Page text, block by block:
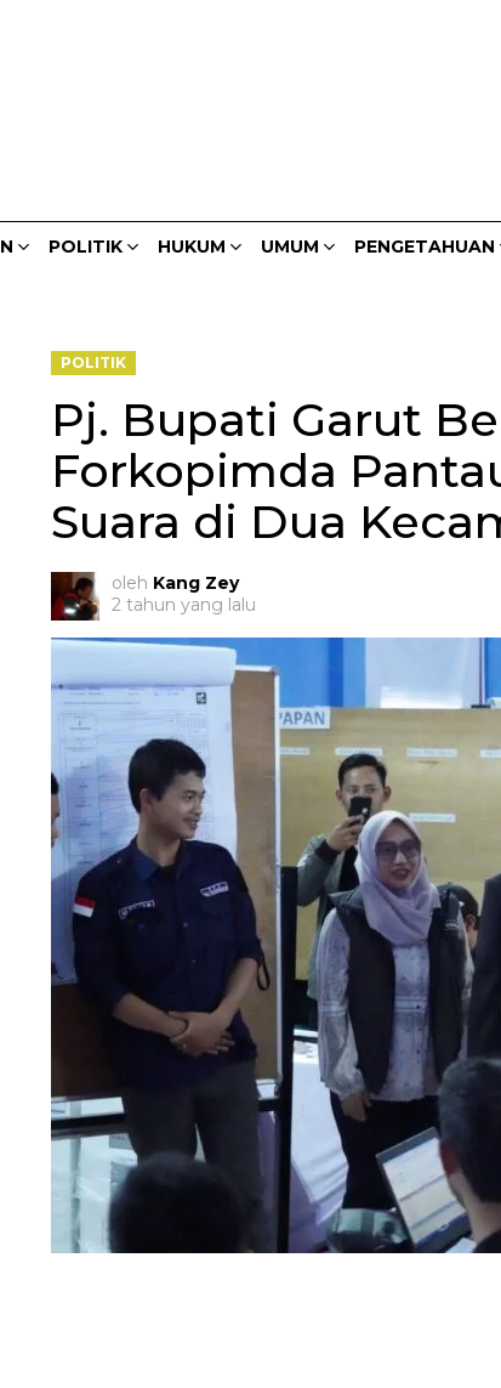
POLITIK HUKUM UMUM PENGETAHUAN
POLITIK
Pj. Bupati Garut
Forkopimda
Suara di Dua
oleh Kang Zey
2 tahun yang lalu